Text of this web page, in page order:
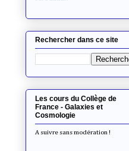
Rechercher dans ce site
Les cours du Collège de
France - Galaxies et
Cosmologie
A suivre sans modération !